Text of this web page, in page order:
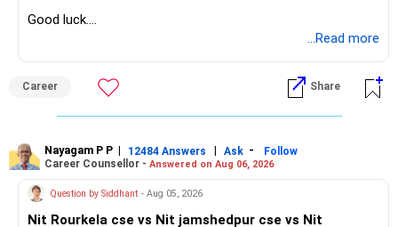
Good luck.
...Read more
Career Share
Nayagam P P | 12484 Answers | Ask -
Follow
Career Counsellor - Answered on Aug 06, 2026
Question by Siddhant - Aug 05, 2026
Nit Rourkela cse vs Nit jamshedpur cse vs Nit